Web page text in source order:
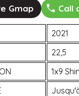
Gmap Call
2021
22,5
1x9